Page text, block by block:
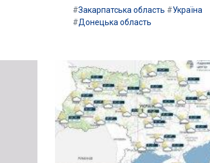
#Закарпатська область #Україна
#Донецька область